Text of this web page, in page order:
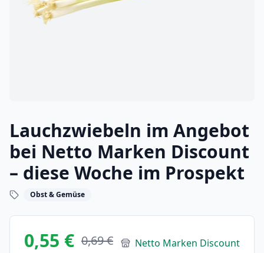
Lauchzwiebeln im Angebot
bei Netto Marken Discount
– diese Woche im Prospekt
Obst & Gemüse
0,55 € 0,69 € Netto Marken Discount